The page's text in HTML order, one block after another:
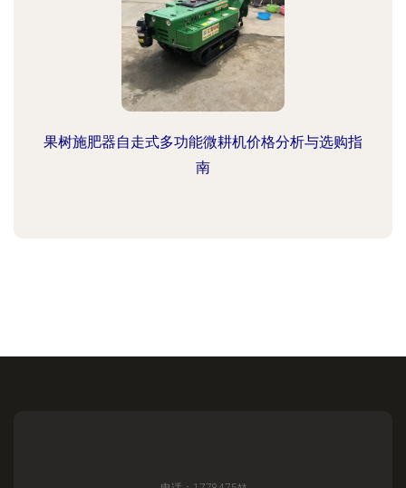
果树施肥器自走式多功能微耕机价格分析与选购指
南